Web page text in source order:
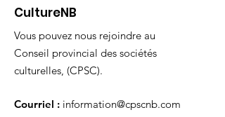
CultureNB
Vous pouvez nous rejoindre au
Conseil provincial des sociétés
culturelles, (CPSC).
Courriel : information@cpscnb.com